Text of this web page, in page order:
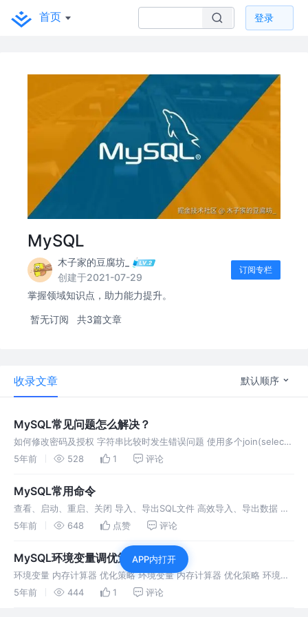
首页 登录
MySQL
木子家的豆腐坊_
创建于2021-07-29
订阅专栏
掌握领域知识点，助力能力提升。
暂无订阅 共3篇文章
收录文章 默认顺序
MySQL常见问题怎么解决？
如何修改密码及授权 字符串比较时发生错误问题 使用多个join(select)
表连接合并，执行速度缓慢问题 进程等待、死锁问题 删除大量数据操
5年前 528 1 评论
MySQL常用命令
查看、启动、重启、关闭 导入、导出SQL文件 高效导入、导出数据 数
据迁移 常用函数 正则替换(mysql8.0) 预定义的 POSIX 字符类 字符类
5年前 648 点赞 评论
MySQL环境变量调优策略
环境变量 内存计算器 优化策略 环境变量 内存计算器 优化策略 环境变
量 内存计算器 优化策略 环境变量 内存计算器 优化策略
5年前 444 1 评论
APP内打开